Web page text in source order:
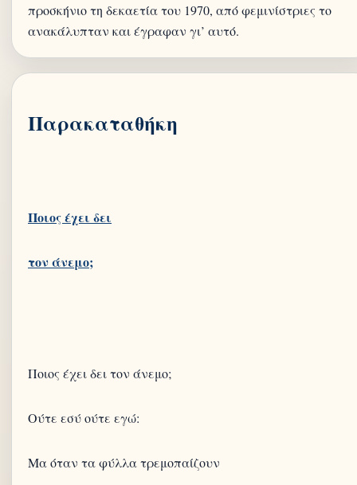
προσκήνιο τη δεκαετία του 1970, από φεμινίστριες το
Παρακαταθήκη
Ποιος έχει δει
Ποιος έχει δει τον άνεμο;
Ούτε εσύ ούτε εγώ:
Μα όταν τα φύλλα τρεμοπαίζουν